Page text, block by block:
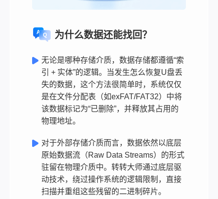
为什么数据还能找回？
无论是哪种存储介质，数据存储都遵循“索
引 + 实体”的逻辑。当发生怎么恢复U盘丢
失的数据，这个方法很简单时，系统仅仅
是在文件分配表（如exFAT/FAT32）中将
该数据标记为“已删除”，并释放其占用的
物理地址。
对于外部存储介质而言，数据依然以底层
原始数据流（Raw Data Streams）的形式
驻留在物理介质中。转转大师通过底层驱
动技术，绕过操作系统的逻辑限制，直接
扫描并重组这些残留的二进制碎片。